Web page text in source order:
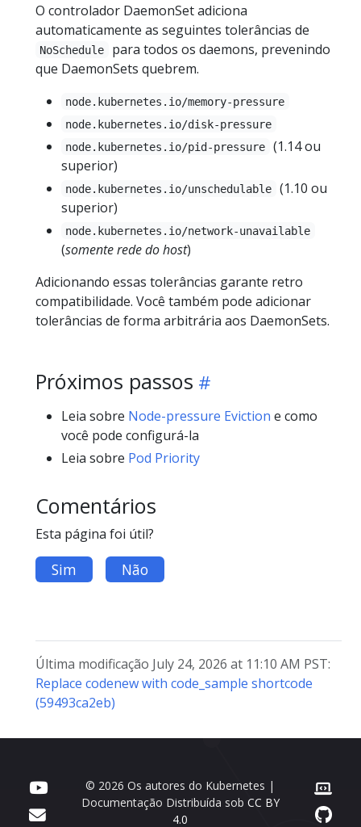
O controlador DaemonSet adiciona
automaticamente as seguintes tolerâncias de
NoSchedule
para todos os daemons, prevenindo
que DaemonSets quebrem.
node.kubernetes.io/memory-pressure
node.kubernetes.io/disk-pressure
node.kubernetes.io/pid-pressure
(1.14 ou
superior)
node.kubernetes.io/unschedulable
(1.10 ou
superior)
node.kubernetes.io/network-unavailable
(somente rede do host)
Adicionando essas tolerâncias garante retro
compatibilidade. Você também pode adicionar
tolerâncias de forma arbitrária aos DaemonSets.
Próximos passos
Leia sobre Node-pressure Eviction e como
você pode configurá-la
Leia sobre Pod Priority
Comentários
Esta página foi útil?
Sim Não
Última modificação July 24, 2026 at 11:10 AM PST:
Replace codenew with code_sample shortcode
(59493ca2eb)
© 2026 Os autores do Kubernetes |
Documentação Distribuída sob CC BY
4.0